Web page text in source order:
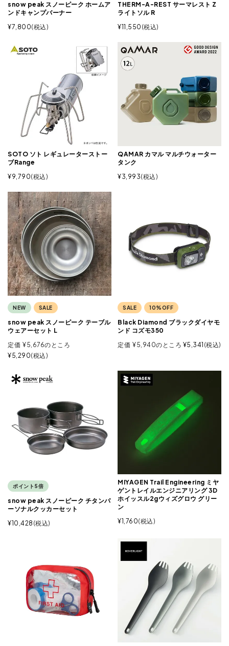
snow peak スノーピーク ホームア
ンドキャンプバーナー
¥7,800 税込
THERM-A-REST サーマレスト Z
ライトソル R
¥11,550 税込
SOTO ソト レギュレーターストー
ブRange
¥9,790 税込
QAMAR カマル マルチウォーター
タンク
¥3,993 税込
NEW SALE
snow peak スノーピーク テーブル
ウェアーセット L
定価 ¥5,676のところ
¥5,290 税込
SALE 10%OFF
Black Diamond ブラックダイヤモ
ンド コズモ350
定価 ¥5,940のところ ¥5,341 税込
ポイント5倍
snow peak スノーピーク チタンパ
ーソナルクッカーセット
¥10,428 税込
MIYAGEN Trail Engineering ミヤ
ゲントレイルエンジニアリング 3D
ホイッスル2gウィズグロウ グリー
ン
¥1,760 税込